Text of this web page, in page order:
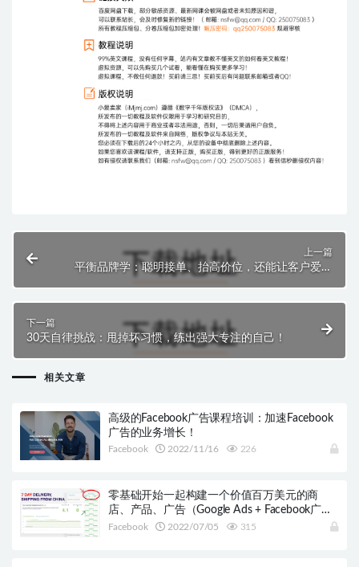
上一篇
平衡品牌学：聪明接单、抬高价位，还能让客户爱上
下一篇
30天自律挑战：甩掉坏习惯，练出强大专注的自己！
相关文章
高级的Facebook广告课程培训：加速Facebook
广告的业务增长！
Facebook 2022/11/16 226
零基础开始一起构建一个价值百万美元的商
店、产品、广告（Google Ads + Facebook广
告）
Facebook 2022/07/05 315